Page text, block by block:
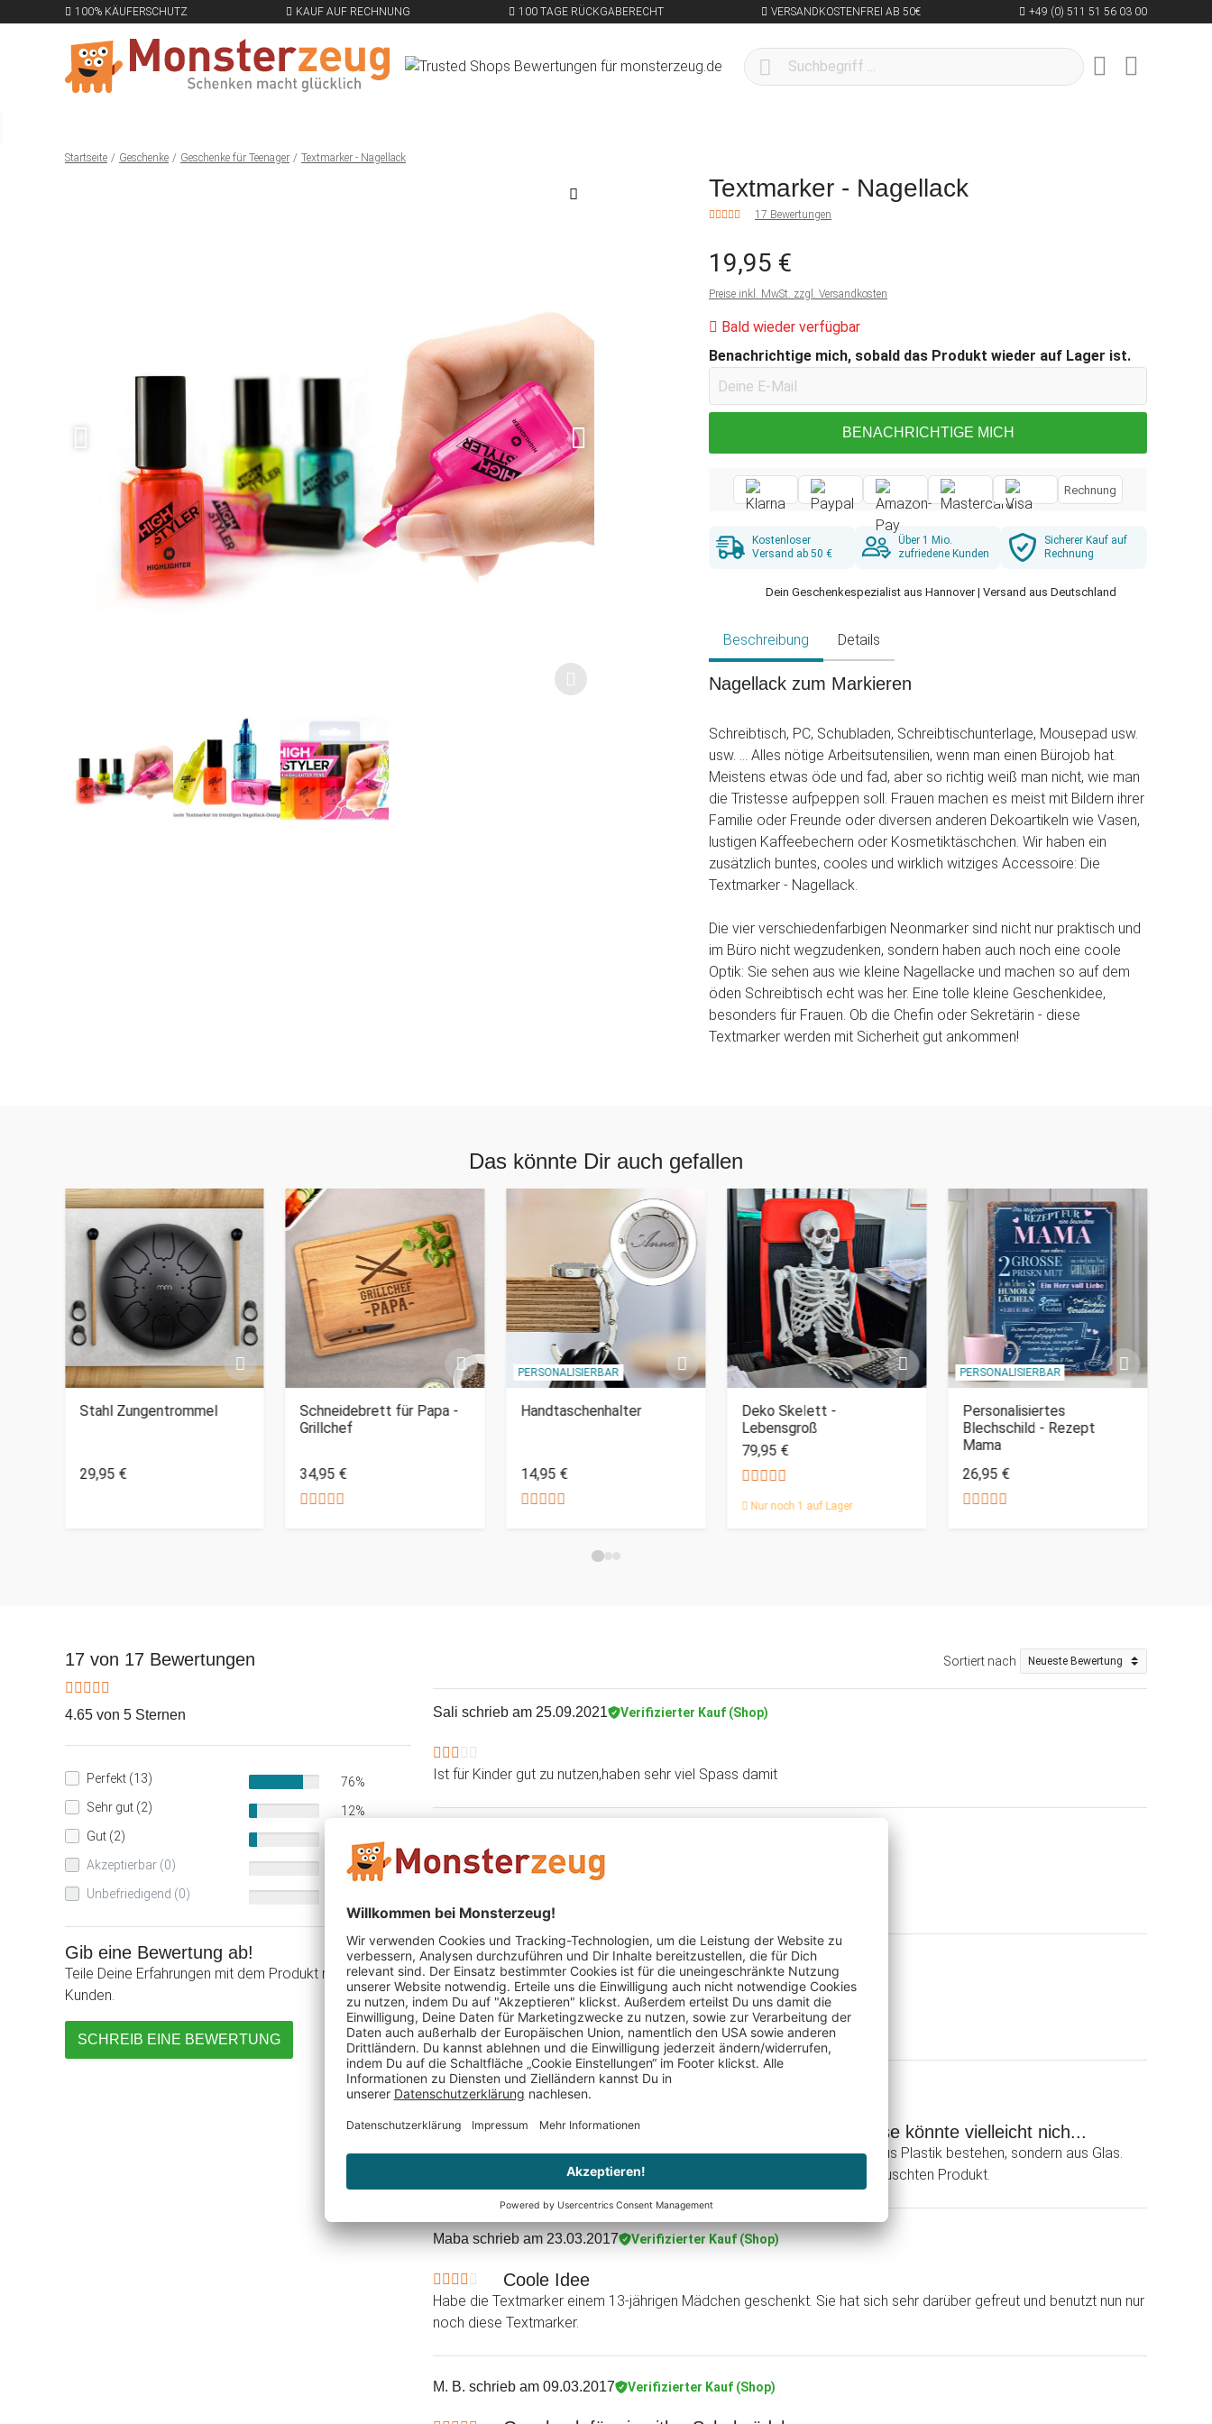
100% KÄUFERSCHUTZ KAUF AUF RECHNUNG 100 TAGE RÜCKGABERECHT VERSANDKOSTENFREI AB 50€ +49 (0) 511 51 56 03 00
Startseite Geschenke Geschenke für Teenager Textmarker - Nagellack
Textmarker - Nagellack
17 Bewertungen
19,95 €
Preise inkl. MwSt. zzgl. Versandkosten
Bald wieder verfügbar
Benachrichtige mich, sobald das Produkt wieder auf Lager ist.
BENACHRICHTIGE MICH
Rechnung
Kostenloser
Versand ab 50 €
Über 1 Mio.
zufriedene Kunden
Sicherer Kauf auf
Rechnung
Dein Geschenkespezialist aus Hannover | Versand aus Deutschland
Beschreibung Details
Nagellack zum Markieren
Schreibtisch, PC, Schubladen, Schreibtischunterlage, Mousepad usw.
usw. … Alles nötige Arbeitsutensilien, wenn man einen Bürojob hat.
Meistens etwas öde und fad, aber so richtig weiß man nicht, wie man
die Tristesse aufpeppen soll. Frauen machen es meist mit Bildern ihrer
Familie oder Freunde oder diversen anderen Dekoartikeln wie Vasen,
lustigen Kaffeebechern oder Kosmetiktäschchen. Wir haben ein
zusätzlich buntes, cooles und wirklich witziges Accessoire: Die
Textmarker - Nagellack.
Die vier verschiedenfarbigen Neonmarker sind nicht nur praktisch und
im Büro nicht wegzudenken, sondern haben auch noch eine coole
Optik: Sie sehen aus wie kleine Nagellacke und machen so auf dem
öden Schreibtisch echt was her. Eine tolle kleine Geschenkidee,
besonders für Frauen. Ob die Chefin oder Sekretärin - diese
Textmarker werden mit Sicherheit gut ankommen!
Das könnte Dir auch gefallen
Stahl Zungentrommel
29,95 €
Schneidebrett für Papa -
Grillchef
34,95 €
PERSONALISIERBAR
Handtaschenhalter
14,95 €
Deko Skelett -
Lebensgroß
79,95 €
Nur noch 1 auf Lager
PERSONALISIERBAR
Personalisiertes
Blechschild - Rezept
Mama
26,95 €
17 von 17 Bewertungen
4.65 von 5 Sternen
Perfekt (13)
76%
Sehr gut (2)
12%
Gut (2)
12%
Akzeptierbar (0)
0%
Unbefriedigend (0)
Gib eine Bewertung ab!
Teile Deine Erfahrungen mit dem Produkt mit anderen
Kunden.
SCHREIB EINE BEWERTUNG
Sortiert nach
Sali schrieb am 25.09.2021 Verifizierter Kauf (Shop)
Ist für Kinder gut zu nutzen,haben sehr viel Spass damit
Supermimischrieb am 08.11.2020 Verifizierter Kauf (Shop)
Sieht Nagellack sehr ähnlich
Zuzkaschrieb am 14.12.2017
Ein Teil dieses Produkt kam kaputt. Das Gehäuse könnte vielleicht nich...
Ein Teil dieses Produkt kam kaputt. Das Gehäuse könnte vielleicht nich aus Plastik bestehen, sondern aus Glas.
Kundenservice war aber sehr schnell und jetzt warte ich auf den Umgetauschten Produkt.
Mabaschrieb am 23.03.2017 Verifizierter Kauf (Shop)
Coole Idee
Habe die Textmarker einem 13-jährigen Mädchen geschenkt. Sie hat sich sehr darüber gefreut und benutzt nun nur
noch diese Textmarker.
M. B. schrieb am 09.03.2017 Verifizierter Kauf (Shop)